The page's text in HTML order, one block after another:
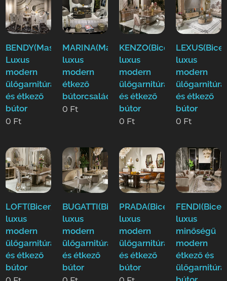
BENDY(Mass)
Luxus
modern
ülőgarnitúra
és étkező
bútor
0 Ft
MARINA(Massi)
luxus
modern
étkező
bútorcsalád
0 Ft
KENZO(Bicer)
luxus
modern
ülőgarnitúra
és étkező
bútor
0 Ft
luxus
modern
ülőgarnitúra
és étkező
bútor
0 Ft
LOFT(Bicer)
luxus
modern
ülőgarnitúra
és étkező
bútor
BUGATTI(Bicer)
luxus
modern
ülőgarnitúra
és étkező
bútor
PRADA(Bicer)
luxus
modern
ülőgarnitúra
és étkező
bútor
FENDI(Bicer)
luxus
minőségű
modern
étkező és
ülőgarnitúra